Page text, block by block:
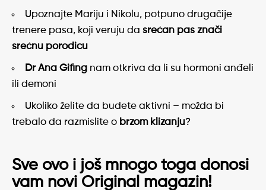
Upoznajte Mariju i Nikolu, potpuno drugačije
trenere pasa, koji veruju da srećan pas znači
srećnu porodicu
Dr Ana Gifing nam otkriva da li su hormoni anđeli
ili demoni
Ukoliko želite da budete aktivni – možda bi
trebalo da razmislite o brzom klizanju?
Sve ovo i još mnogo toga donosi
vam novi Original magazin!